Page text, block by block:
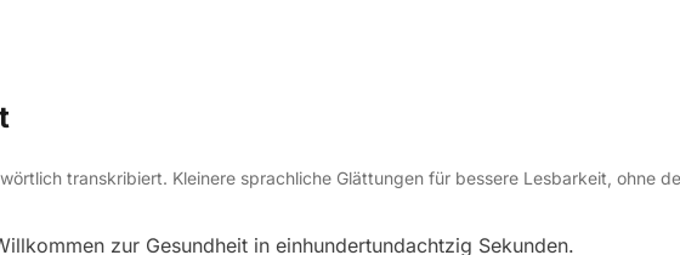
transkribiert. Kleinere sprachliche Glättungen für bessere Lesbarkeit, ohne
zur Gesundheit in einhundertundachtzig Sekunden.